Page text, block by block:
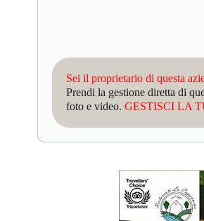
Sei il proprietario di questa
Prendi la gestione diretta di
foto e video. GESTISCI LA